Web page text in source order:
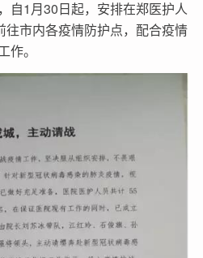
自1月30日起，安排在郑医护人
往市内各疫情防护点，配合疫情
作。